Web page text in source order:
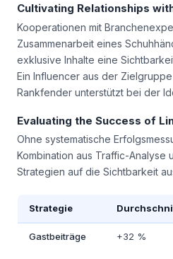
wiegt schwerer als Dutzende
Cultivating Relationships
Kooperationen mit
Zusammenarbeit eines
exklusive Inhalte eine
Rankfender unterstützt bei der
Evaluating the Success of
Ohne systematische
Strategien auf die Sichtbarkeit
Strategie